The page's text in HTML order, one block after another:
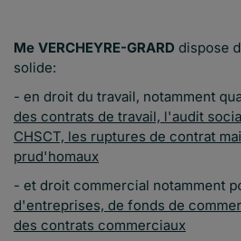
Me VERCHEYRE-GRARD dispose
solide:
- en droit du travail, notamment
des contrats de travail, l'audit
CHSCT, les ruptures de contrat
prud'homaux
- et droit commercial notamment
d'entreprises, de fonds de
des contrats commerciaux